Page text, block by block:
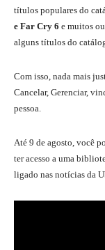
títulos populares do
e Far Cry 6 e muitos
alguns títulos do
Com isso, nada mais
Cancelar, Gerenciar,
pessoa.
Até 9 de agosto, você
ter acesso a uma
ligado nas notícias da